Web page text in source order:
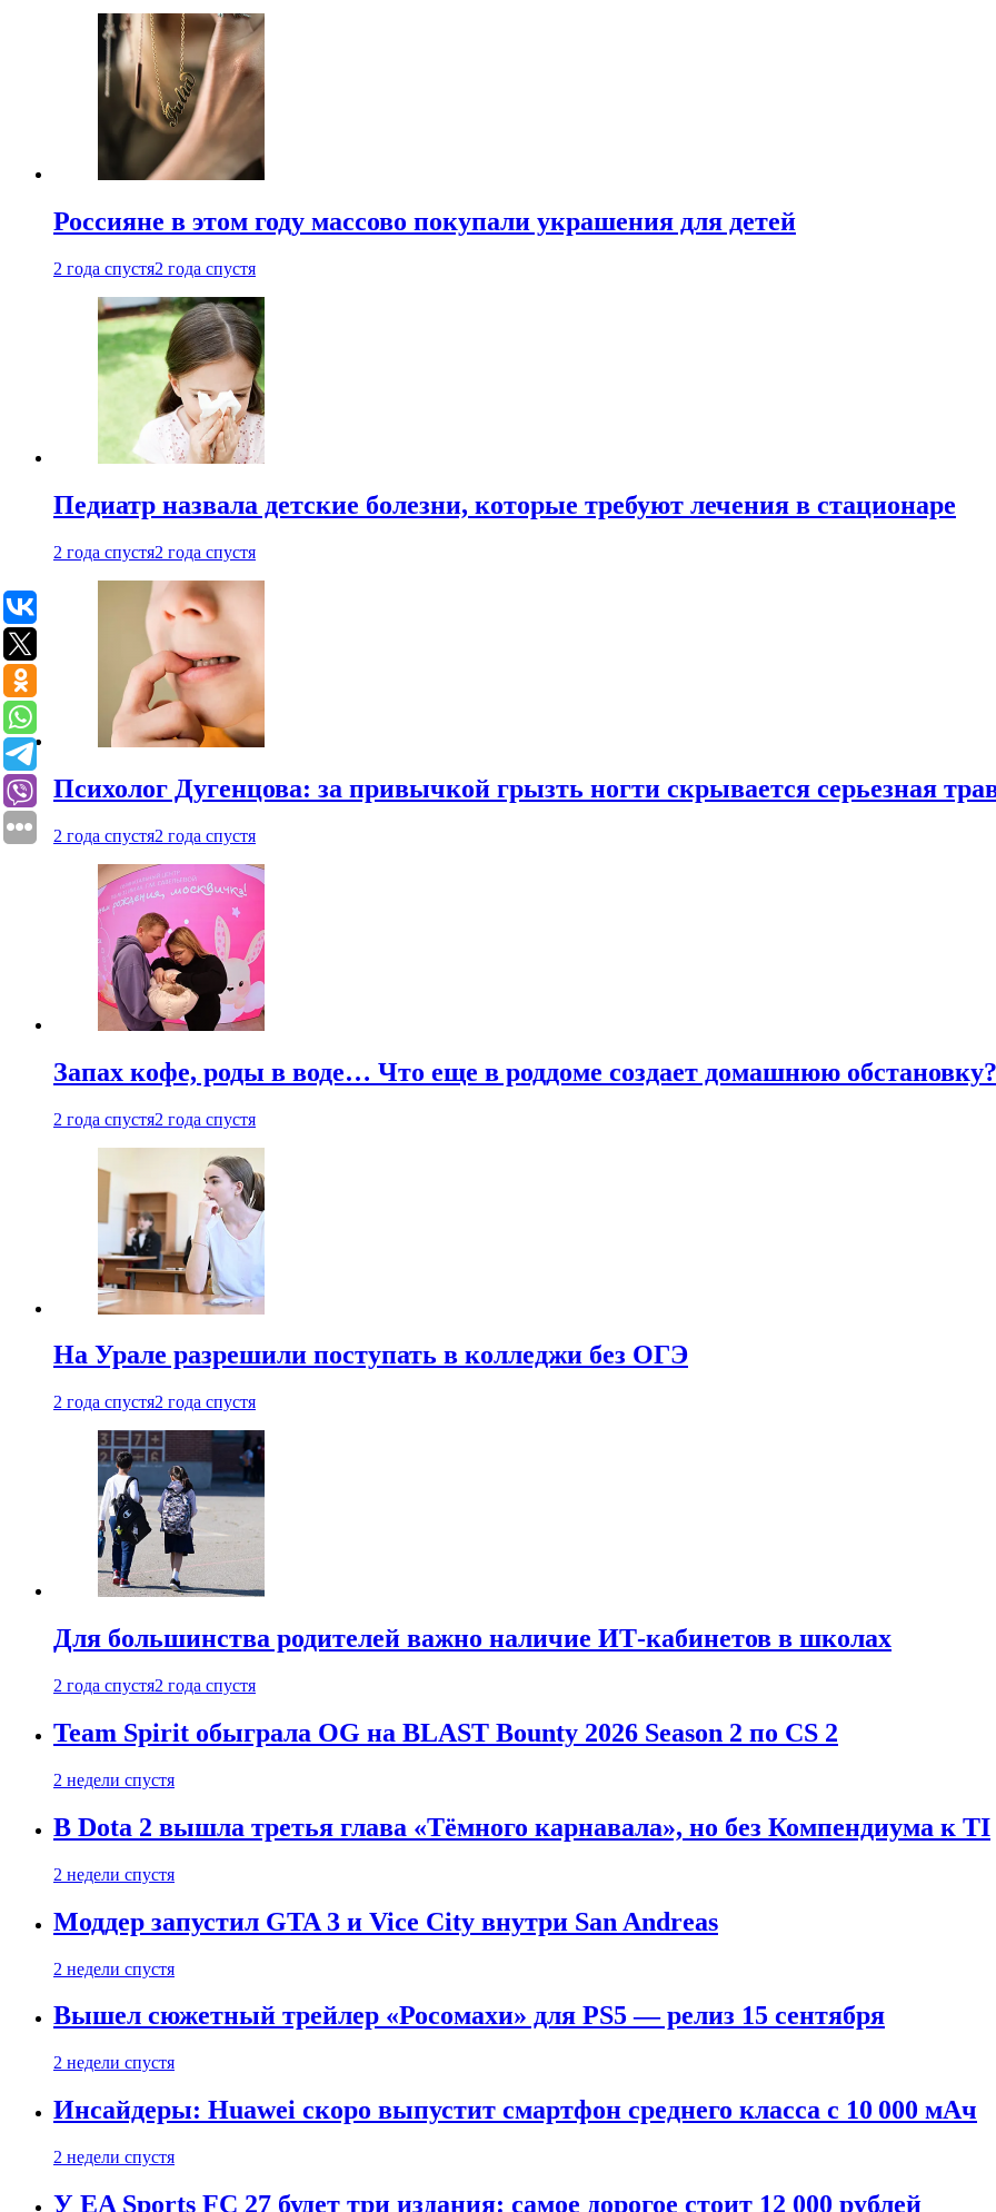
Россияне в этом году массово покупали украшения для детей
2 года спустя2 года спустя
Педиатр назвала детские болезни, которые требуют лечения в стационаре
2 года спустя2 года спустя
Психолог Дугенцова: за привычкой грызть ногти скрывается серьезная
2 года спустя2 года спустя
Запах кофе, роды в воде… Что еще в роддоме создает домашнюю обстановку?
2 года спустя2 года спустя
На Урале разрешили поступать в колледжи без ОГЭ
2 года спустя2 года спустя
Для большинства родителей важно наличие ИТ-кабинетов в школах
2 года спустя2 года спустя
Team Spirit обыграла OG на BLAST Bounty 2026 Season 2 по CS 2
2 недели спустя
В Dota 2 вышла третья глава «Тёмного карнавала», но без Компендиума к TI
2 недели спустя
Моддер запустил GTA 3 и Vice City внутри San Andreas
2 недели спустя
Вышел сюжетный трейлер «Росомахи» для PS5 — релиз 15 сентября
2 недели спустя
Инсайдеры: Huawei скоро выпустит смартфон среднего класса с 10 000 мАч
2 недели спустя
У EA Sports FC 27 будет три издания: самое дорогое стоит 12 000 рублей